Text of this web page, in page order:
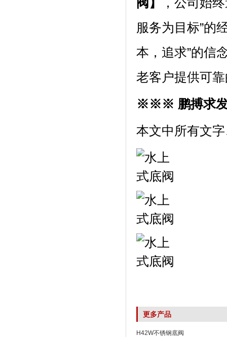
阀】
，公司始
服务为目标”的
本，追求”的信
老客户提供可
※※※ 鹏搏求
本文中所有文
更多产品
H42W不锈钢底阀